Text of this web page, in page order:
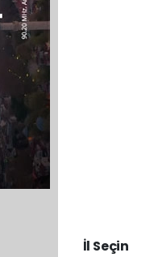
İl Seçin